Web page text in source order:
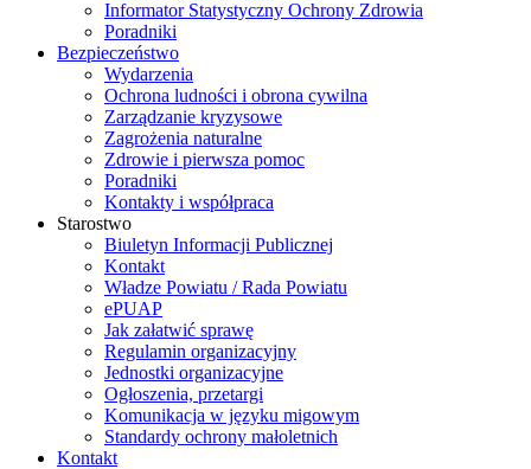
Informator Statystyczny Ochrony Zdrowia
Poradniki
Bezpieczeństwo
Wydarzenia
Ochrona ludności i obrona cywilna
Zarządzanie kryzysowe
Zagrożenia naturalne
Zdrowie i pierwsza pomoc
Poradniki
Kontakty i współpraca
Starostwo
Biuletyn Informacji Publicznej
Kontakt
Władze Powiatu / Rada Powiatu
ePUAP
Jak załatwić sprawę
Regulamin organizacyjny
Jednostki organizacyjne
Ogłoszenia, przetargi
Komunikacja w języku migowym
Standardy ochrony małoletnich
Kontakt